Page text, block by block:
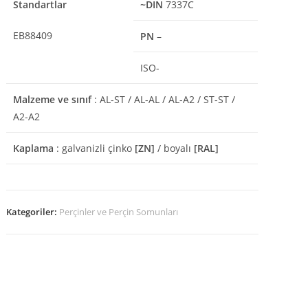
Standartlar
EB88409
~DIN 7337C
PN –
ISO-
Malzeme ve sınıf: AL-ST / AL-AL / AL-A2 / ST-ST /
A2-A2
Kaplama : galvanizli çinko [ZN] / boyalı [RAL]
Kategoriler: Perçinler ve Perçin Somunları